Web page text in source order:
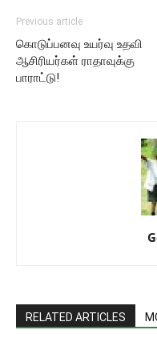
Previous article
கொடுப்பனவு உயர்வு உதவி
ஆசிரியர்கள் ராதாவுக்கு
பாராட்டு!
RELATED ARTICLES